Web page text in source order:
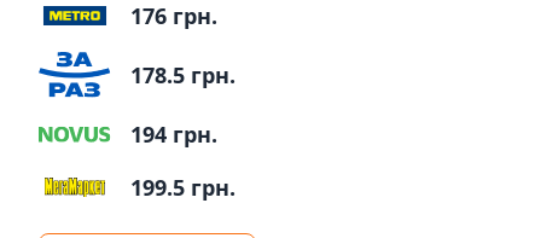
176 грн.
178.5 грн.
194 грн.
199.5 грн.